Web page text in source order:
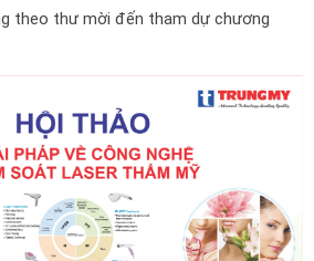
theo thư mời đến tham dự chương